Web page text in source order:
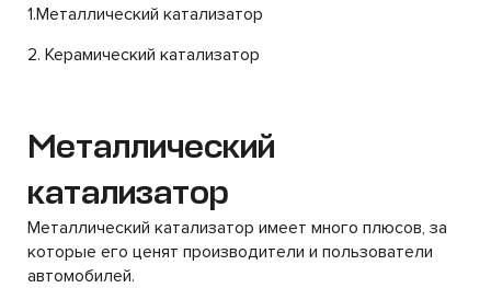
1.Металлический катализатор
2. Керамический катализатор
Металлический
катализатор
Металлический катализатор имеет много плюсов, за
которые его ценят производители и пользователи
автомобилей.